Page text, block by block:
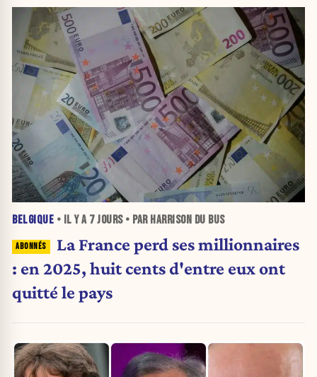
BELGIQUE • IL Y A 7 JOURS• PAR HARRISON DU BUS
La France perd ses millionnaires
: en 2025, huit cents d'entre eux ont
quitté le pays